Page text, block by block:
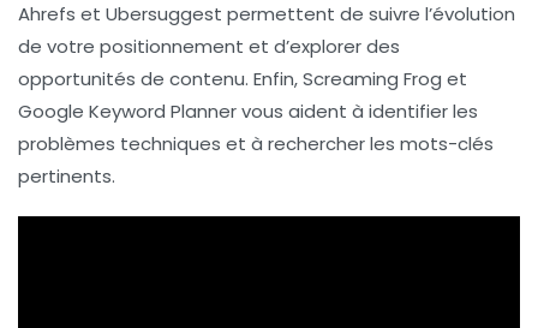
Ahrefs et Ubersuggest permettent de suivre l’évolution
de votre positionnement et d’explorer des
opportunités de contenu. Enfin,Screaming Frog et
Google Keyword Plannervous aident à identifier les
problèmes techniques et à rechercher les mots-clés
pertinents.